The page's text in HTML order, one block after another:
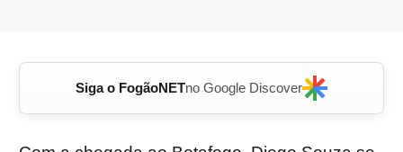
Siga o FogãoNETno Google Discover